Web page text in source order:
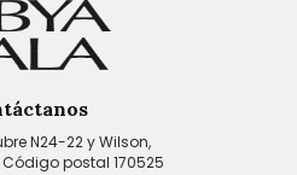
N24-22 y Wilson,
Código postal 170525